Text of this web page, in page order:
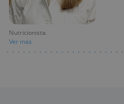
Nutricionista
Ver más